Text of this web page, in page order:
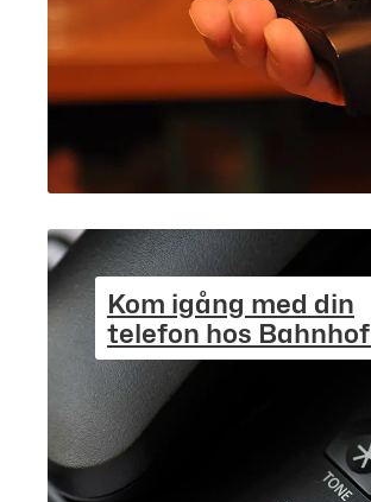
Kom igång med din
telefon hos Bahnhof